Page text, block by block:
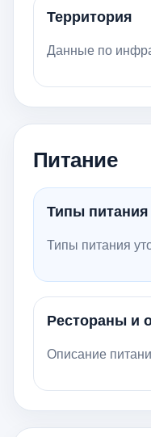
Территория
Данные по
Питание
Типы питания
Типы питания
Рестораны и
Описание